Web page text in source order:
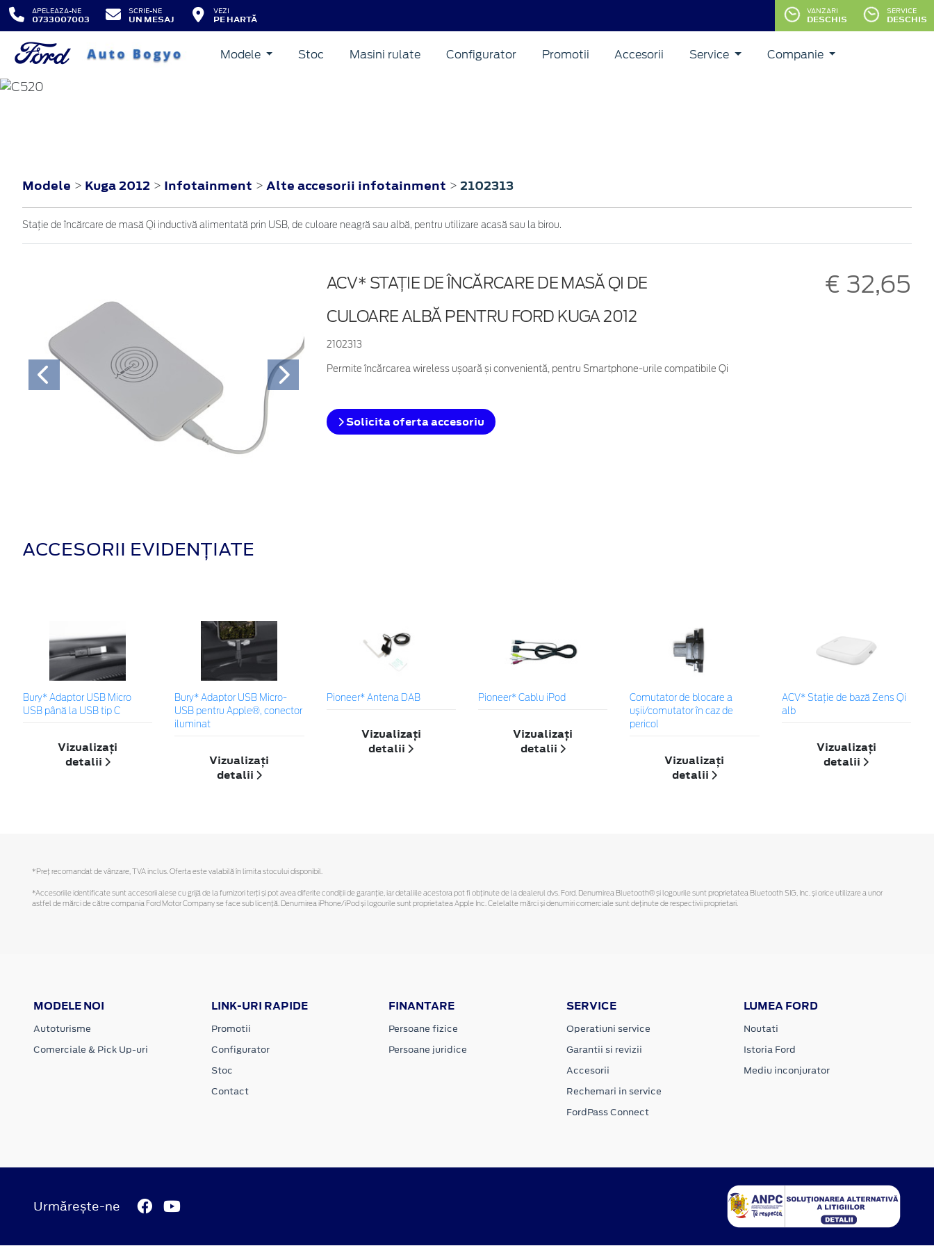
APELEAZA-NE
0733007003
SCRIE-NE
UN MESAJ
VEZI
PE HARTĂ
VANZARI
DESCHIS
SERVICE
DESCHIS
Modele Stoc Masini rulate Configurator Promotii Accesorii Service Companie
Modele > Kuga 2012 > Infotainment > Alte accesorii infotainment > 2102313
Stație de încărcare de masă Qi inductivă alimentată prin USB, de culoare neagră sau albă, pentru utilizare acasă sau la birou.
ACV* STAȚIE DE ÎNCĂRCARE DE MASĂ QI DE
CULOARE ALBĂ PENTRU FORD KUGA 2012
2102313
€ 32,65
Permite încărcarea wireless ușoară și convenientă, pentru Smartphone-urile compatibile Qi
Solicita oferta accesoriu
ACCESORII EVIDENȚIATE
Bury* Adaptor USB Micro
USB până la USB tip C
Vizualizați
detalii
Bury* Adaptor USB Micro-
USB pentru Apple®, conector
iluminat
Vizualizați
detalii
Pioneer* Antena DAB
Vizualizați
detalii
Pioneer* Cablu iPod
Vizualizați
detalii
Comutator de blocare a
ușii/comutator în caz de
pericol
Vizualizați
detalii
ACV* Stație de bază Zens Qi
alb
Vizualizați
detalii
*Preţ recomandat de vânzare, TVA inclus. Oferta este valabilă în limita stocului disponibil.
*Accesoriile identificate sunt accesorii alese cu grijă de la furnizori terți și pot avea diferite condiții de garanție, iar detaliile acestora pot fi obținute de la dealerul dvs. Ford. Denumirea Bluetooth® și logourile sunt proprietatea Bluetooth SIG, Inc. și orice utilizare a unor
astfel de mărci de către compania Ford Motor Company se face sub licență. Denumirea iPhone/iPod și logourile sunt proprietatea Apple Inc. Celelalte mărci și denumiri comerciale sunt deținute de respectivii proprietari.
MODELE NOI
Autoturisme
Comerciale & Pick Up-uri
LINK-URI RAPIDE
Promotii
Configurator
Stoc
Contact
FINANTARE
Persoane fizice
Persoane juridice
SERVICE
Operatiuni service
Garantii si revizii
Accesorii
Rechemari in service
FordPass Connect
LUMEA FORD
Noutati
Istoria Ford
Mediu inconjurator
Urmărește-ne